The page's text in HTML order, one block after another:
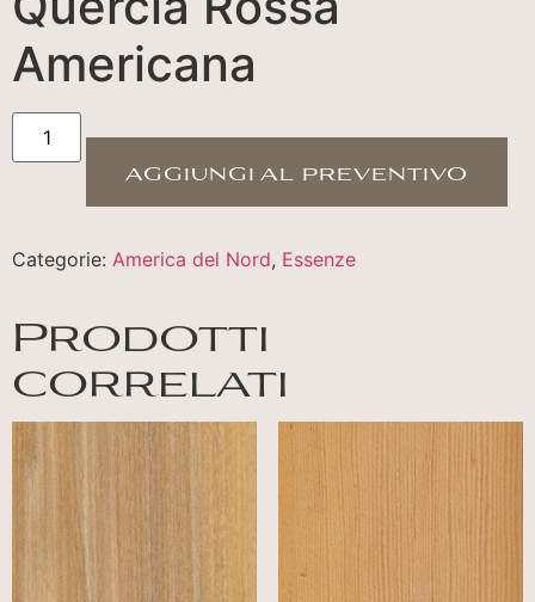
Americana
aggiungi al preventivo
Categorie: America del Nord, Essenze
Prodotti
correlati